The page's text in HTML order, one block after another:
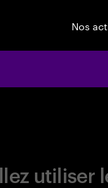
Nos
utiliser